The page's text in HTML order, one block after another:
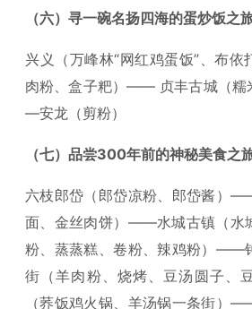
（六）寻一碗名扬四海的蛋炒饭之
兴义（万峰林“网红鸡蛋饭”、布依
肉粉、盒子粑）—— 贞丰古城（糯
—安龙（剪粉）
（七）品尝300年前的神秘美食之
六枝郎岱（郎岱凉粉、郎岱酱）
面、金丝肉饼）——水城古镇（水
粉、蒸蒸糕、卷粉、辣鸡粉）——
街（羊肉粉、烧烤、豆汤圆子
（荞饭鸡火锅、羊汤锅一条街）